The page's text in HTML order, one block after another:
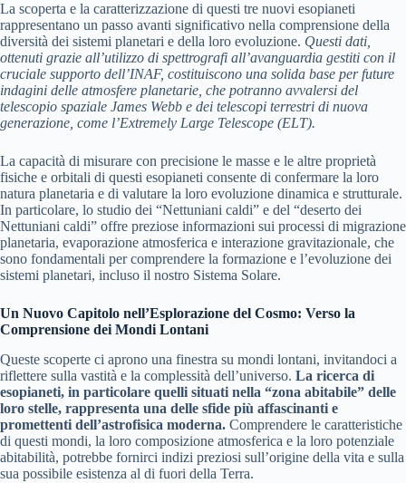
La scoperta e la caratterizzazione di questi tre nuovi esopianeti
rappresentano un passo avanti significativo nella comprensione della
diversità dei sistemi planetari e della loro evoluzione. Questi dati,
ottenuti grazie all’utilizzo di spettrografi all’avanguardia gestiti con il
cruciale supporto dell’INAF, costituiscono una solida base per future
indagini delle atmosfere planetarie, che potranno avvalersi del
telescopio spaziale James Webb e dei telescopi terrestri di nuova
generazione, come l’Extremely Large Telescope (ELT).
La capacità di misurare con precisione le masse e le altre proprietà
fisiche e orbitali di questi esopianeti consente di confermare la loro
natura planetaria e di valutare la loro evoluzione dinamica e strutturale.
In particolare, lo studio dei “Nettuniani caldi” e del “deserto dei
Nettuniani caldi” offre preziose informazioni sui processi di migrazione
planetaria, evaporazione atmosferica e interazione gravitazionale, che
sono fondamentali per comprendere la formazione e l’evoluzione dei
sistemi planetari, incluso il nostro Sistema Solare.
Un Nuovo Capitolo nell’Esplorazione del Cosmo: Verso la
Comprensione dei Mondi Lontani
Queste scoperte ci aprono una finestra su mondi lontani, invitandoci a
riflettere sulla vastità e la complessità dell’universo. La ricerca di
esopianeti, in particolare quelli situati nella “zona abitabile” delle
loro stelle, rappresenta una delle sfide più affascinanti e
promettenti dell’astrofisica moderna. Comprendere le caratteristiche
di questi mondi, la loro composizione atmosferica e la loro potenziale
abitabilità, potrebbe fornirci indizi preziosi sull’origine della vita e sulla
sua possibile esistenza al di fuori della Terra.